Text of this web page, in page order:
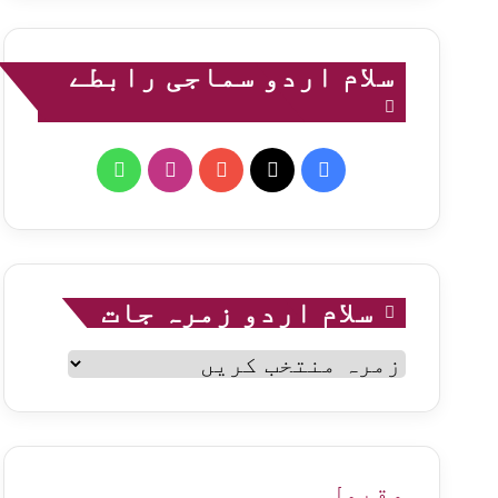
سلام اردو سماجی رابطے
Facebook
YouTube
Instagram
WhatsApp
سلام اردو زمرہ جات
سلام
اردو
زمرہ